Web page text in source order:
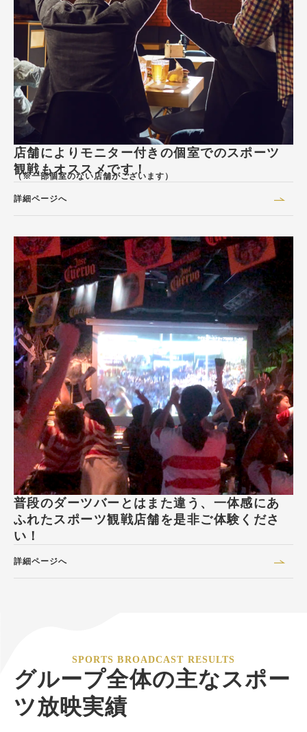
店舗によりモニター付きの個室でのスポーツ
観戦もオススメです！
（※一部個室のない店舗がございます）
詳細ページへ
普段のダーツバーとはまた違う、一体感にあ
ふれたスポーツ観戦店舗を是非ご体験くださ
い！
詳細ページへ
SPORTS BROADCAST RESULTS
グループ全体の主なスポー
ツ放映実績